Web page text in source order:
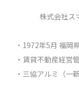
株式会社ス
・1972年5月 福岡
・賃貸不動産経営
・三協アルミ（一